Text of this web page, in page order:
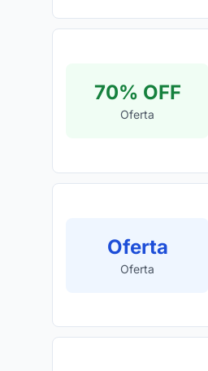
70% OFF
Oferta
Oferta
Oferta